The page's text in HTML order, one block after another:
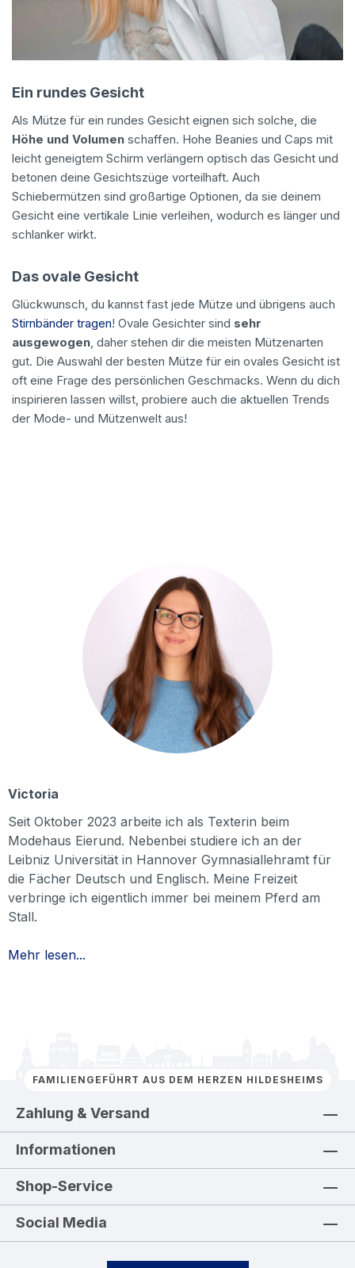
Ein rundes Gesicht
Als Mütze für ein rundes Gesicht eignen sich solche, die
Höhe und Volumen schaffen. Hohe Beanies und Caps mit
leicht geneigtem Schirm verlängern optisch das Gesicht und
betonen deine Gesichtszüge vorteilhaft. Auch
Schiebermützen sind großartige Optionen, da sie deinem
Gesicht eine vertikale Linie verleihen, wodurch es länger und
schlanker wirkt.
Das ovale Gesicht
Glückwunsch, du kannst fast jede Mütze und übrigens auch
Stirnbänder tragen! Ovale Gesichter sind sehr
ausgewogen , daher stehen dir die meisten Mützenarten
gut. Die Auswahl der besten Mütze für ein ovales Gesicht ist
oft eine Frage des persönlichen Geschmacks. Wenn du dich
inspirieren lassen willst, probiere auch die aktuellen Trends
der Mode- und Mützenwelt aus!
Victoria
Seit Oktober 2023 arbeite ich als Texterin beim
Modehaus Eierund. Nebenbei studiere ich an der
Leibniz Universität in Hannover Gymnasiallehramt für
die Fächer Deutsch und Englisch. Meine Freizeit
verbringe ich eigentlich immer bei meinem Pferd am
Stall.
Mehr lesen...
FAMILIENGEFÜHRT AUS DEM HERZEN HILDESHEIMS
Zahlung & Versand
Informationen
Shop-Service
Social Media